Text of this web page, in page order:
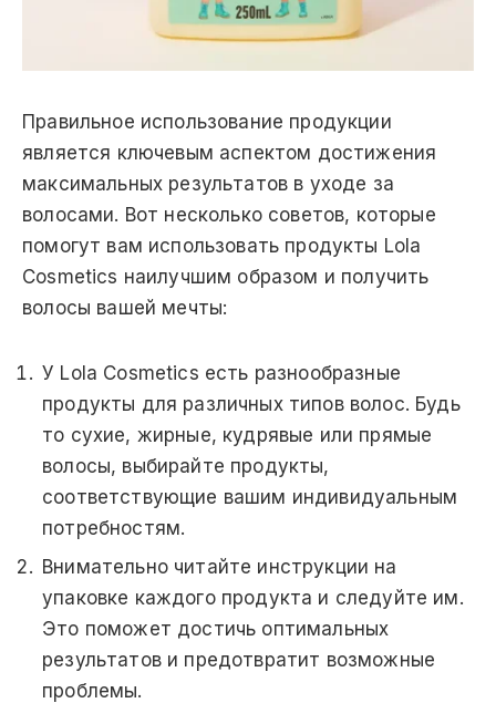
Правильное использование продукции
является ключевым аспектом достижения
максимальных результатов в уходе за
волосами. Вот несколько советов, которые
помогут вам использовать продукты Lola
Cosmetics наилучшим образом и получить
волосы вашей мечты:
У Lola Cosmetics есть разнообразные
продукты для различных типов волос. Будь
то сухие, жирные, кудрявые или прямые
волосы, выбирайте продукты,
соответствующие вашим индивидуальным
потребностям.
Внимательно читайте инструкции на
упаковке каждого продукта и следуйте им.
Это поможет достичь оптимальных
результатов и предотвратит возможные
проблемы.